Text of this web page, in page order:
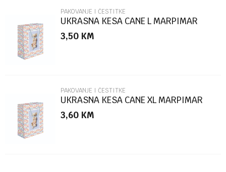
POŠALJI
PAKOVANJE I ČESTITKE
UKRASNA KESA CANE L MARPIMAR
3,50 KM
PAKOVANJE I ČESTITKE
UKRASNA KESA CANE XL MARPIMAR
3,60 KM